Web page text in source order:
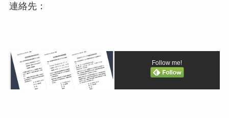
連絡先：
Follow me!